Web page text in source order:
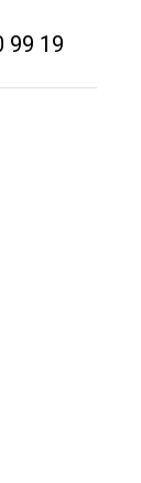
99 19